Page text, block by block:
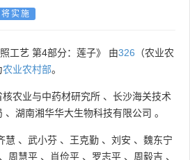
实施
工艺 第4部分：莲子》 由326 （农业农
农业农村部。
核农业与中药材研究所 、 长沙海关技术
、 湖南湘华华大生物科技有限公司 。
慧 、 武小芬 、 王克勤 、 刘安 、 魏东宁
、 周慧平 、 肖俭平 、 罗志平 、 周毅吉 、